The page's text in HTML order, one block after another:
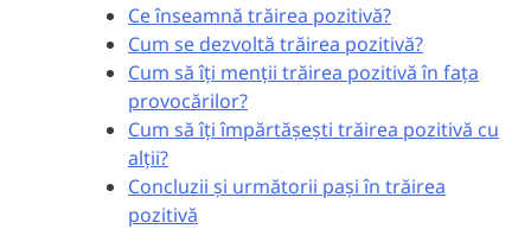
Ce înseamnă trăirea pozitivă?
Cum se dezvoltă trăirea pozitivă?
Cum să îți menții trăirea pozitivă în fața
provocărilor?
Cum să îți împărtășești trăirea pozitivă cu
alții?
Concluzii și următorii pași în trăirea
pozitivă